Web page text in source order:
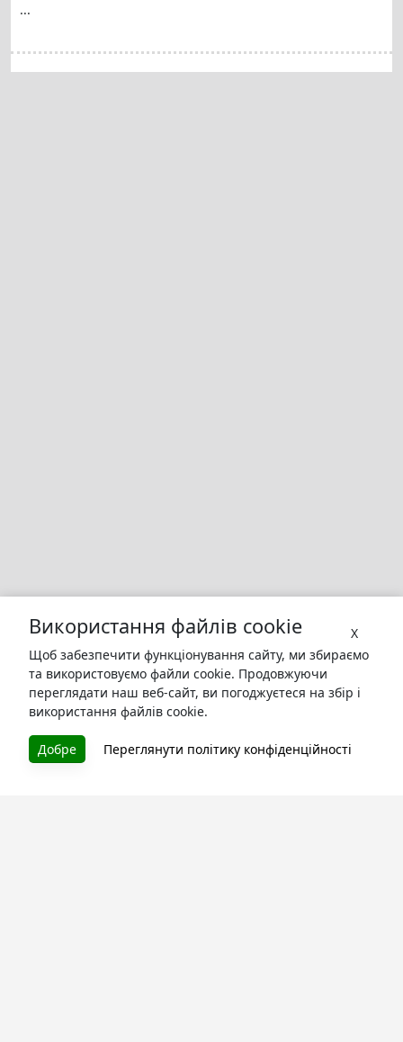
...
X
Використання файлів cookie
Щоб забезпечити функціонування сайту, ми збираємо
та використовуємо файли cookie. Продовжуючи
переглядати наш веб-сайт, ви погоджуєтеся на збір і
використання файлів cookie.
Добре Переглянути політику конфіденційності
БУКУРУК
Літературна платформа і бібліотека книг, які можна